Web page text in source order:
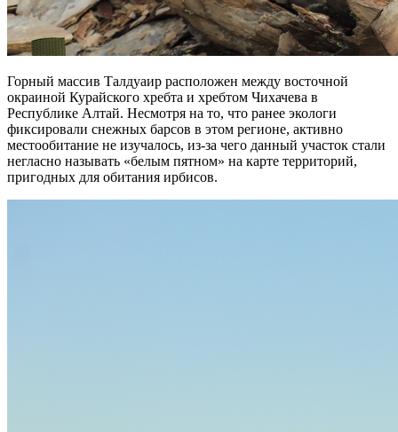
Горный массив Талдуаир расположен между восточной
окраиной Курайского хребта и хребтом Чихачева в
Республике Алтай. Несмотря на то, что ранее экологи
фиксировали снежных барсов в этом регионе, активно
местообитание не изучалось, из-за чего данный участок стали
негласно называть «белым пятном» на карте территорий,
пригодных для обитания ирбисов.